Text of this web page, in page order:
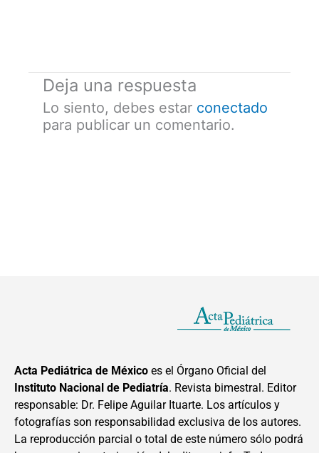
Deja una respuesta
Lo siento, debes estar conectado
para publicar un comentario.
Acta Pediátrica de México es el Órgano Oficial del
Instituto Nacional de Pediatría. Revista bimestral. Editor
responsable: Dr. Felipe Aguilar Ituarte. Los artículos y
fotografías son responsabilidad exclusiva de los autores.
La reproducción parcial o total de este número sólo podrá